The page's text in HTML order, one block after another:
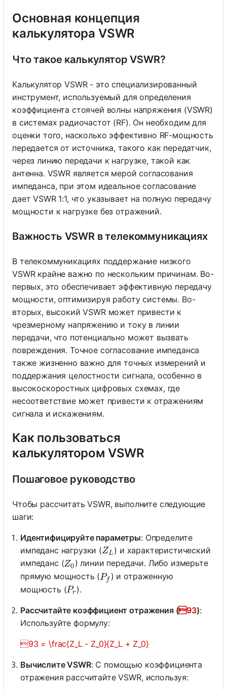
Основная концепция
калькулятора VSWR
Что такое калькулятор VSWR?
Калькулятор VSWR - это специализированный
инструмент, используемый для определения
коэффициента стоячей волны напряжения (VSWR)
в системах радиочастот (RF). Он необходим для
оценки того, насколько эффективно RF-мощность
передается от источника, такого как передатчик,
через линию передачи к нагрузке, такой как
антенна. VSWR является мерой согласования
импеданса, при этом идеальное согласование
дает VSWR 1:1, что указывает на полную передачу
мощности к нагрузке без отражений.
Важность VSWR в телекоммуникациях
В телекоммуникациях поддержание низкого
VSWR крайне важно по нескольким причинам. Во-
первых, это обеспечивает эффективную передачу
мощности, оптимизируя работу системы. Во-
вторых, высокий VSWR может привести к
чрезмерному напряжению и току в линии
передачи, что потенциально может вызвать
повреждения. Точное согласование импеданса
также жизненно важно для точных измерений и
поддержания целостности сигнала, особенно в
высокоскоростных цифровых схемах, где
несоответствие может привести к отражениям
сигнала и искажениям.
Как пользоваться
калькулятором VSWR
Пошаговое руководство
Чтобы рассчитать VSWR, выполните следующие
шаги:
Идентифицируйте параметры: Определите
импеданс нагрузки (Z_L
ZL ) и характеристический
импеданс (Z_0
Z0) линии передачи. Либо измерьте
прямую мощность (P_f
Pf ) и отраженную
мощность (P_r
Pr ).
Рассчитайте коэффициент отражения (93):
Используйте формулу:
93 = \frac{Z_L - Z_0}{Z_L + Z_0}
Вычислите VSWR: С помощью коэффициента
отражения рассчитайте VSWR, используя: